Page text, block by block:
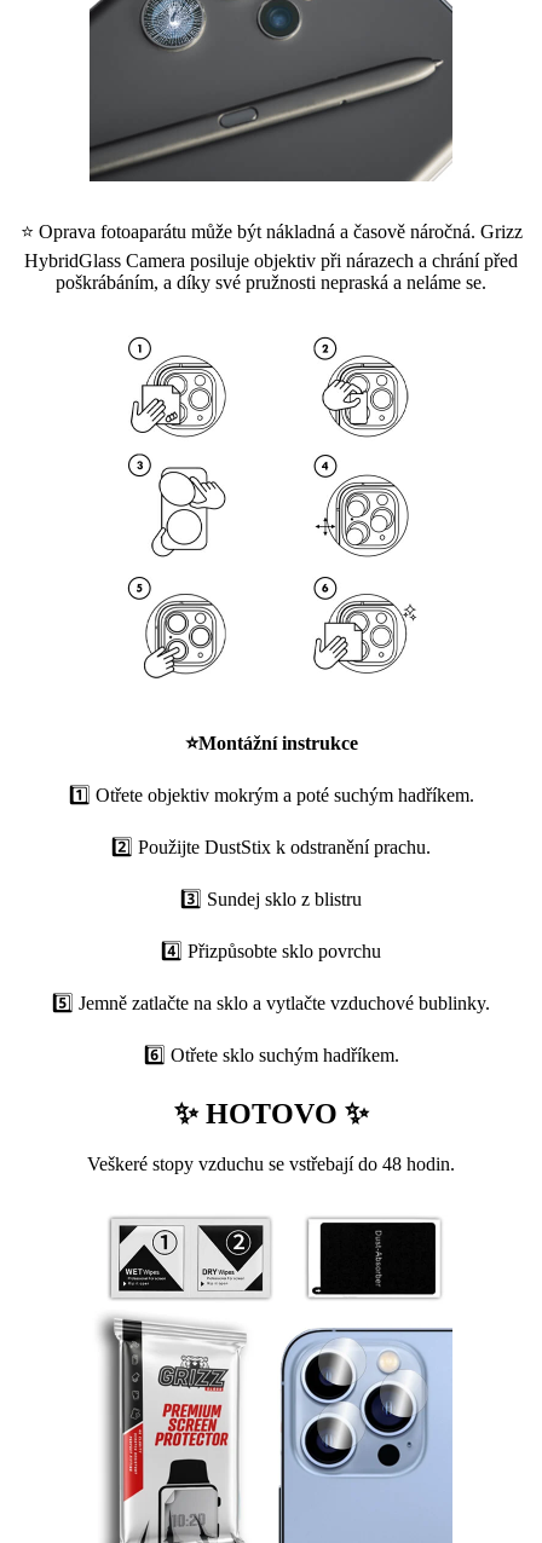
⭐ Oprava fotoaparátu může být nákladná a časově náročná. Grizz
HybridGlass Camera posiluje objektiv při nárazech a chrání před
poškrábáním, a díky své pružnosti nepraská a neláme se.
⭐Montážní instrukce
1️⃣ Otřete objektiv mokrým a poté suchým hadříkem.
2️⃣ Použijte DustStix k odstranění prachu.
3️⃣ Sundej sklo z blistru
4️⃣ Přizpůsobte sklo povrchu
5️⃣ Jemně zatlačte na sklo a vytlačte vzduchové bublinky.
6️⃣ Otřete sklo suchým hadříkem.
✨ HOTOVO ✨
Veškeré stopy vzduchu se vstřebají do 48 hodin.